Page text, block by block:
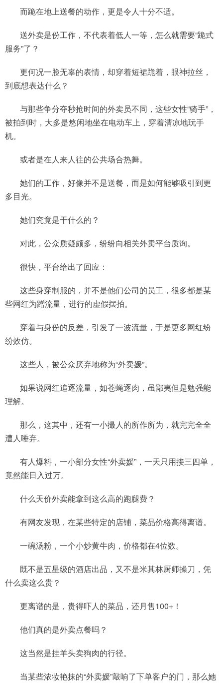
而跪在地上送餐的动作，更是令人十分不适。
送外卖是份工作，不代表着低人一等，怎么就需要“跪式
服务”了？
更何况一脸无辜的表情，却穿着短裙跪着，眼神拉丝，
到底想表达什么？
与那些争分夺秒抢时间的外卖员不同，这些女性“骑手”，
被拍到时，大多是悠闲地坐在电动车上，穿着清凉地玩手
机。
或者是在人来人往的公共场合热舞。
她们的工作，好像并不是送餐，而是如何能够吸引到更
多目光。
她们究竟是干什么的？
对此，公众质疑颇多，纷纷向相关外卖平台质询。
很快，平台给出了回应：
这些身穿制服的，并不是他们公司的员工，很多都是某
些网红为蹭流量，进行的虚假摆拍。
穿着与身份的反差，引发了一波流量，于是更多网红纷
纷效仿。
这些人，被公众厌弃地称为“外卖媛”。
如果说网红追逐流量，如苍蝇逐肉，虽鄙夷但是勉强能
理解。
那么，这其中，还有一小撮人的所作所为，就完完全全
遭人唾弃。
有人爆料，一小部分女性“外卖媛”，一天只用接三四单，
竟然能日入过万。
什么天价外卖能拿到这么高的跑腿费？
有网友发现，在某些特定的店铺，菜品价格高得离谱。
一碗汤粉，一个小炒黄牛肉，价格都在4位数。
既不是五星级的酒店出品，又不是米其林厨师操刀，凭
什么卖这么贵？
更离谱的是，贵得吓人的菜品，还月售100+！
他们真的是外卖点餐吗？
这当然是挂羊头卖狗肉的行径。
当某些浓妆艳抹的“外卖媛”敲响了下单客户的门，那么她